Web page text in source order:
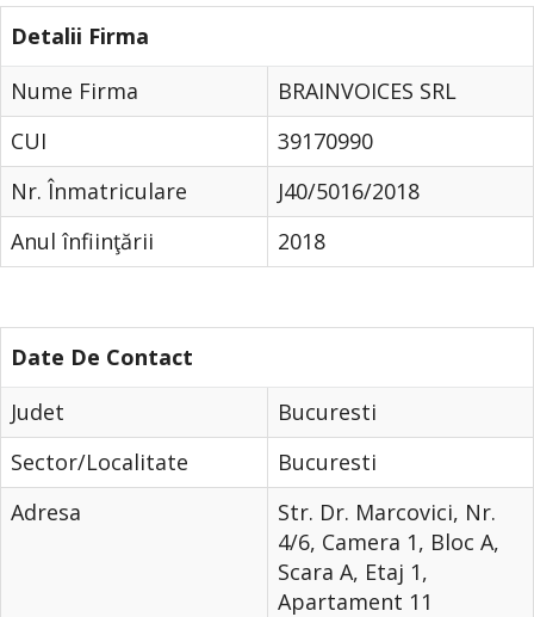
Detalii Firma
Nume Firma
BRAINVOICES SRL
CUI
39170990
Nr. Înmatriculare
J40/5016/2018
Anul înfiinţării
2018
Date De Contact
Judet
Bucuresti
Sector/Localitate
Bucuresti
Adresa
Str. Dr. Marcovici, Nr.
4/6, Camera 1, Bloc A,
Scara A, Etaj 1,
Apartament 11